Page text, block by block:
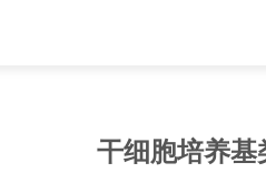
干细胞培养基